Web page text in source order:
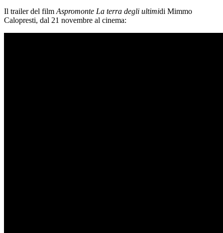
Il trailer del film Aspromonte La terra degli ultimidi Mimmo
Calopresti, dal 21 novembre al cinema: